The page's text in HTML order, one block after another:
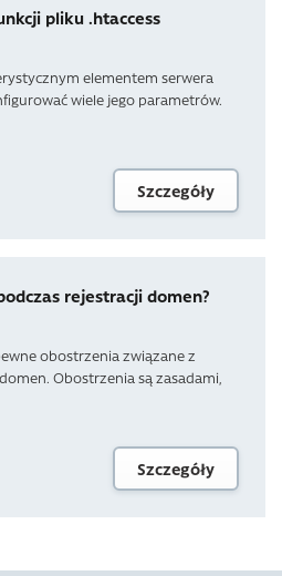
pliku .htaccess
elementem serwera
wiele jego parametrów.
Szczegóły
rejestracji domen?
obostrzenia związane z
Obostrzenia są zasadami,
Szczegóły